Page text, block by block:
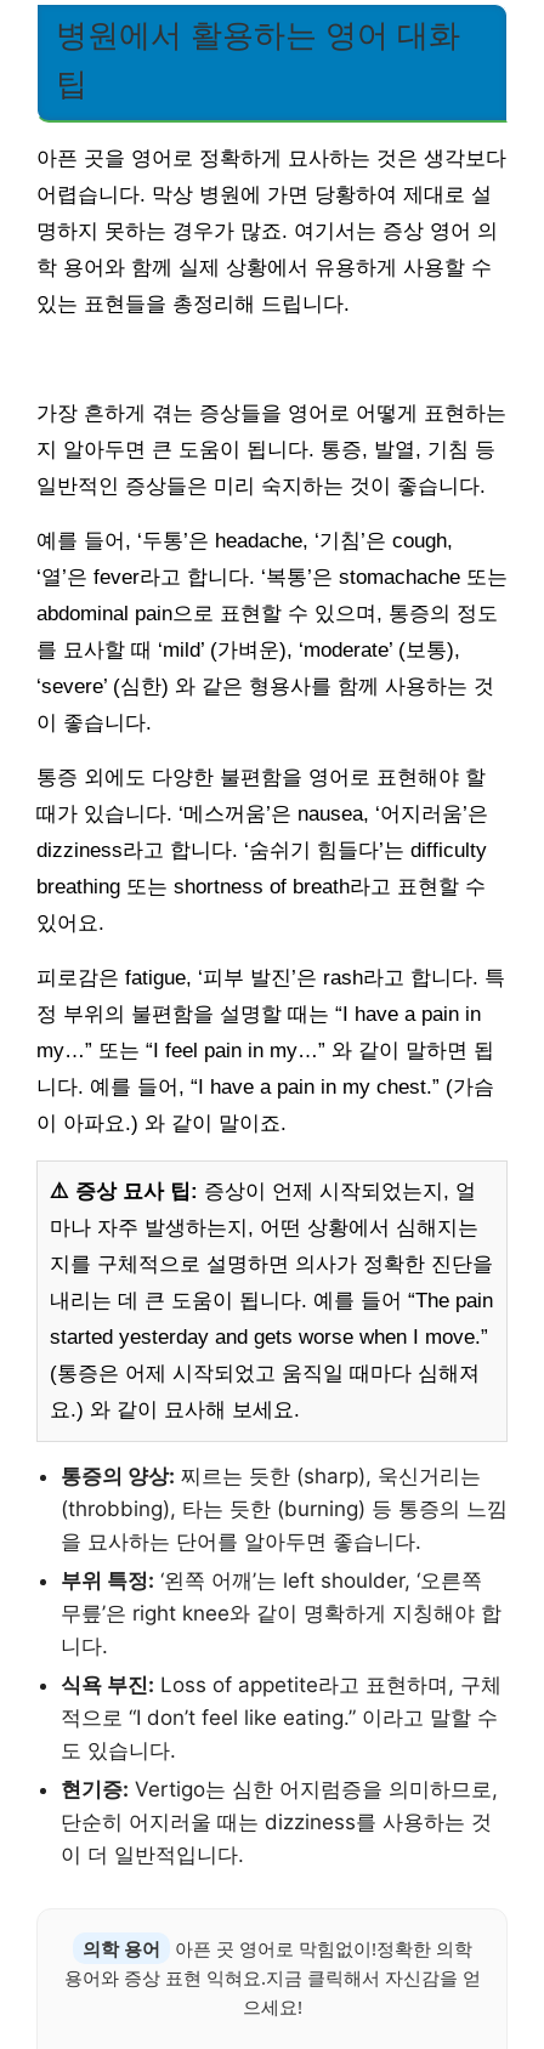
병원에서 활용하는 영어 대화
팁
아픈 곳을 영어로 정확하게 묘사하는 것은 생각보다
어렵습니다. 막상 병원에 가면 당황하여 제대로 설
명하지 못하는 경우가 많죠. 여기서는 증상 영어 의
학 용어와 함께 실제 상황에서 유용하게 사용할 수
있는 표현들을 총정리해 드립니다.
가장 흔하게 겪는 증상들을 영어로 어떻게 표현하는
지 알아두면 큰 도움이 됩니다. 통증, 발열, 기침 등
일반적인 증상들은 미리 숙지하는 것이 좋습니다.
예를 들어, ‘두통’은 headache, ‘기침’은 cough,
‘열’은 fever라고 합니다. ‘복통’은 stomachache 또는
abdominal pain으로 표현할 수 있으며, 통증의 정도
를 묘사할 때 ‘mild’ (가벼운), ‘moderate’ (보통),
‘severe’ (심한) 와 같은 형용사를 함께 사용하는 것
이 좋습니다.
통증 외에도 다양한 불편함을 영어로 표현해야 할
때가 있습니다. ‘메스꺼움’은 nausea, ‘어지러움’은
dizziness라고 합니다. ‘숨쉬기 힘들다’는 difficulty
breathing 또는 shortness of breath라고 표현할 수
있어요.
피로감은 fatigue, ‘피부 발진’은 rash라고 합니다. 특
정 부위의 불편함을 설명할 때는 “I have a pain in
my…” 또는 “I feel pain in my…” 와 같이 말하면 됩
니다. 예를 들어, “I have a pain in my chest.” (가슴
이 아파요.) 와 같이 말이죠.
⚠️ 증상 묘사 팁: 증상이 언제 시작되었는지, 얼
마나 자주 발생하는지, 어떤 상황에서 심해지는
지를 구체적으로 설명하면 의사가 정확한 진단을
내리는 데 큰 도움이 됩니다. 예를 들어 “The pain
started yesterday and gets worse when I move.”
(통증은 어제 시작되었고 움직일 때마다 심해져
요.) 와 같이 묘사해 보세요.
통증의 양상: 찌르는 듯한 (sharp), 욱신거리는
(throbbing), 타는 듯한 (burning) 등 통증의 느낌
을 묘사하는 단어를 알아두면 좋습니다.
부위 특정: ‘왼쪽 어깨’는 left shoulder, ‘오른쪽
무릎’은 right knee와 같이 명확하게 지칭해야 합
니다.
식욕 부진: Loss of appetite라고 표현하며, 구체
적으로 “I don’t feel like eating.” 이라고 말할 수
도 있습니다.
현기증: Vertigo는 심한 어지럼증을 의미하므로,
단순히 어지러울 때는 dizziness를 사용하는 것
이 더 일반적입니다.
의학 용어
아픈 곳 영어로 막힘없이!정확한 의학
용어와 증상 표현 익혀요.지금 클릭해서 자신감을 얻
으세요!